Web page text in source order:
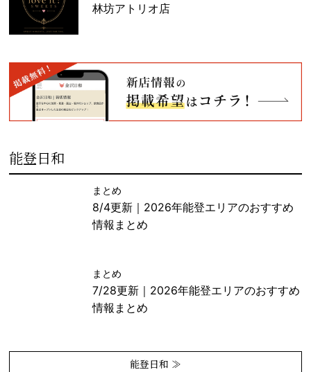
林坊アトリオ店
能登日和
まとめ
8/4更新｜2026年能登エリアのおすすめ
情報まとめ
まとめ
7/28更新｜2026年能登エリアのおすすめ
情報まとめ
能登日和 ≫